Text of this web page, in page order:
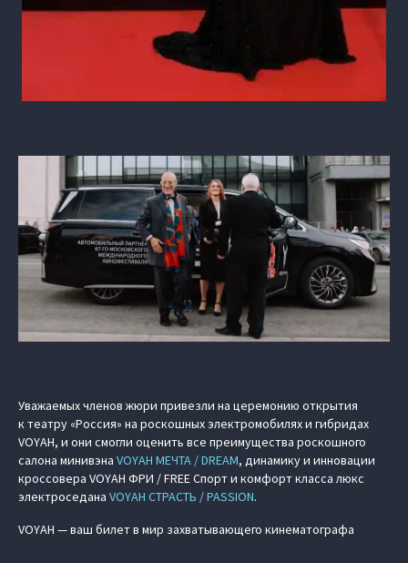
Уважаемых членов жюри привезли на церемонию открытия
к театру «Россия» на роскошных электромобилях и гибридах
VOYAH, и они смогли оценить все преимущества роскошного
салона минивэна VOYAH МЕЧТА / DREAM, динамику и инновации
кроссовера VOYAH ФРИ / FREE Спорт и комфорт класса люкс
электроседана VOYAH СТРАСТЬ / PASSION.
VOYAH — ваш билет в мир захватывающего кинематографа